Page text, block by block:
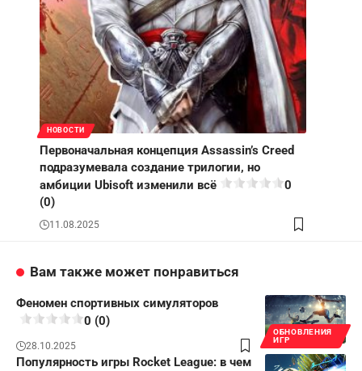
НОВОСТИ
Первоначальная концепция Assassin’s Creed
подразумевала создание трилогии, но
амбиции Ubisoft изменили всё
0
(0)
11.08.2025
Вам также может понравиться
ОБНОВЛЕНИЯ
ИГР
Феномен спортивных симуляторов
0 (0)
28.10.2025
Популярность игры Rocket League: в чем